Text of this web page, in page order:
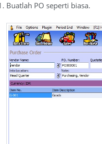
Buatlah PO seperti biasa.